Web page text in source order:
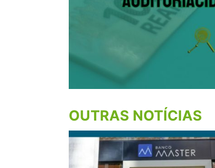
OUTRAS NOTÍCIAS